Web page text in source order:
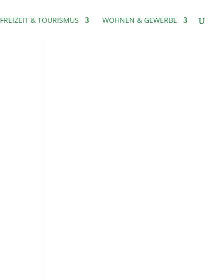
FREIZEIT & TOURISMUS WOHNEN & GEWERBE